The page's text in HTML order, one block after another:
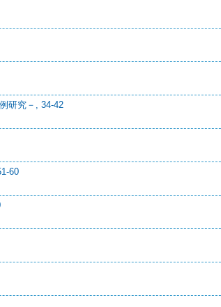
研究－, 34-42
60